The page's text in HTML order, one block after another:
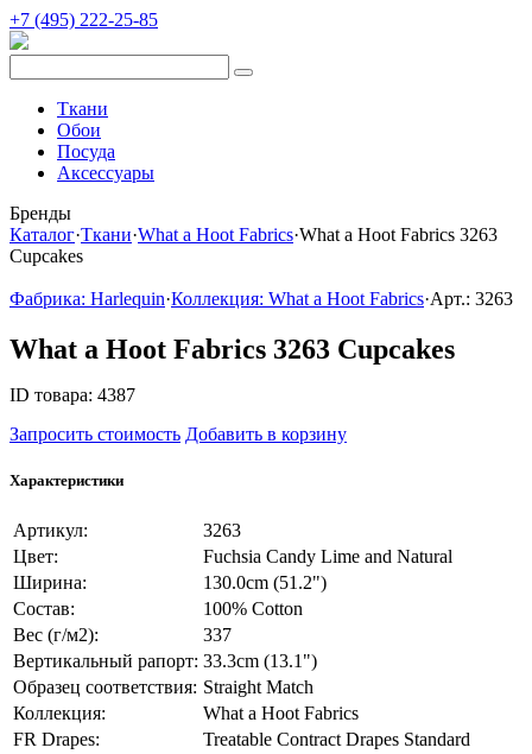
+7 (495) 222-25-85
Ткани
Обои
Посуда
Аксессуары
Бренды
Каталог·Ткани·What a Hoot Fabrics·What a Hoot Fabrics 3263
Cupcakes
Фабрика: Harlequin·Коллекция: What a Hoot Fabrics·Арт.: 3263
What a Hoot Fabrics 3263 Cupcakes
ID товара: 4387
Запросить стоимость Добавить в корзину
Характеристики
Артикул:
3263
Цвет:
Fuchsia Candy Lime and Natural
Ширина:
130.0cm (51.2")
Состав:
100% Cotton
Вес (г/м2):
337
Вертикальный рапорт: 33.3cm (13.1")
Образец соответствия: Straight Match
Коллекция:
What a Hoot Fabrics
FR Drapes:
Treatable Contract Drapes Standard